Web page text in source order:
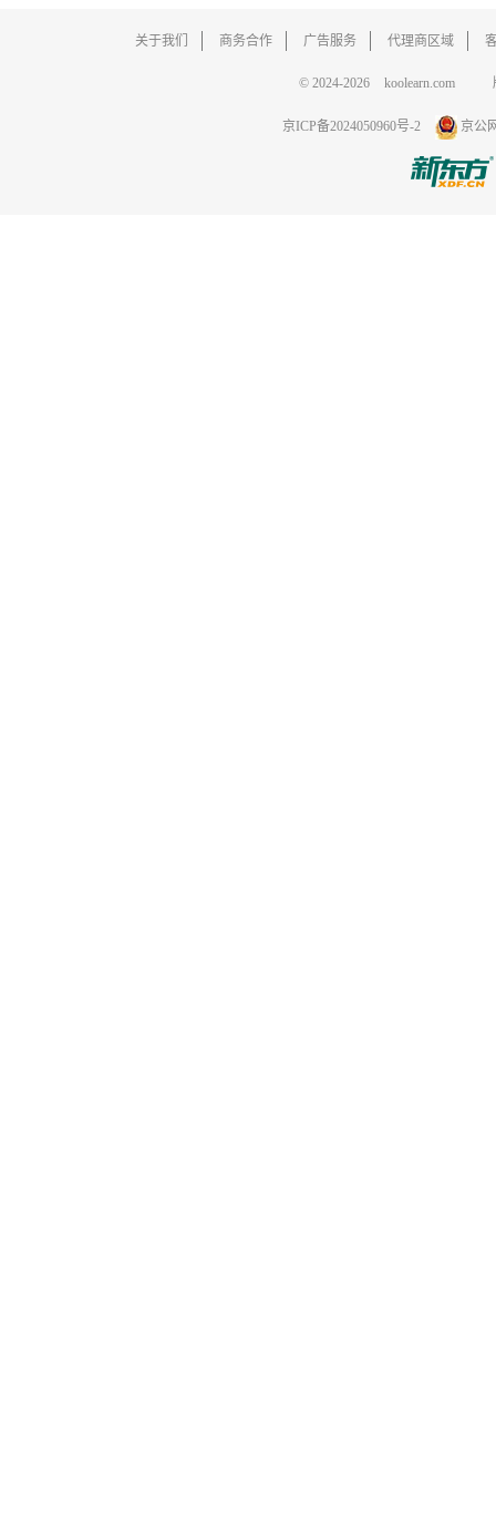
关于我们 商务合作 广告服务 代理商区域
© 2024-2026 koolearn.com
京ICP备2024050960号-2 京公